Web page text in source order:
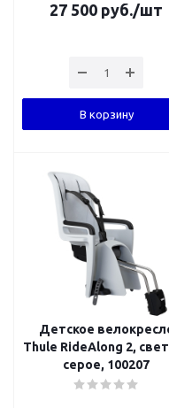
27 500 руб./шт
В корзину
Детское
Thule RideAlong 2,
серое, 100207